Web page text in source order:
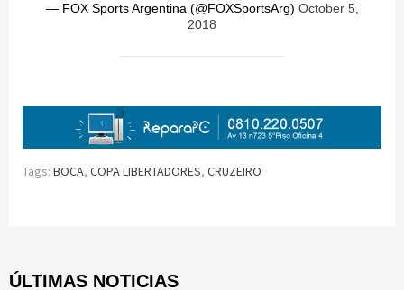
— FOX Sports Argentina (@FOXSportsArg) October 5,
2018
Tags: BOCA, COPA LIBERTADORES, CRUZEIRO
ÚLTIMAS NOTICIAS